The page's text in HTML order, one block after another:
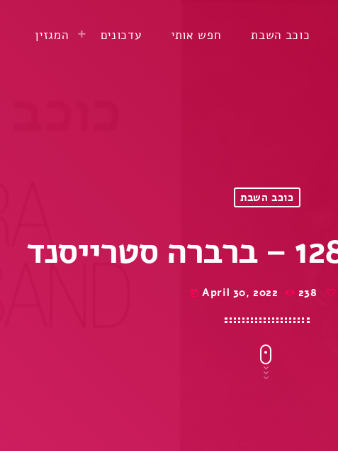
המגזין עדכונים חפש אותי כוכב השבת
כוכב השבת
today April 30, 2022 238